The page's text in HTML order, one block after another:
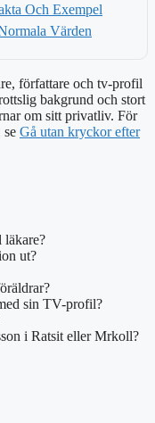
Och Exempel
Värden
författare och tv-profil
bakgrund och stort
om sitt privatliv. För
se Gå utan kryckor efter
ut?
sin TV-profil?
i Ratsit eller Mrkoll?